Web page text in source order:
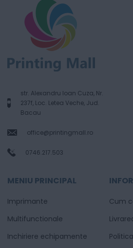
str. Alexandru Ioan Cuza, Nr.
237f, Loc. Letea Veche, Jud.
Bacau
office@printingmall.ro
0746.217.503
MENIU PRINCIPAL
Imprimante
Multifunctionale
Inchiriere echipamente
Cum